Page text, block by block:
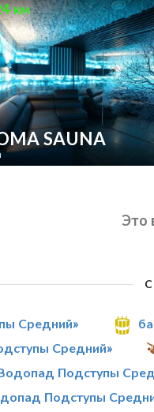
км
SAUNA
Это
Средний»
Средний»
Подступы
Подступы